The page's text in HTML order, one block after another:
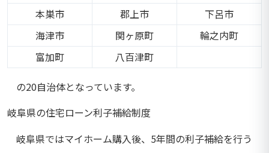
本巣市
郡上市
下呂市
海津市
関ヶ原町
輪之内町
富加町
八百津町
の20自治体となっています。
岐阜県の住宅ローン利子補給制度
岐阜県ではマイホーム購入後、5年間の利子補給を行う